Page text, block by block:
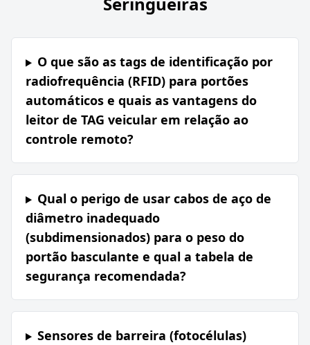
O que são as tags de identificação por
radiofrequência (RFID) para portões
automáticos e quais as vantagens do
leitor de TAG veicular em relação ao
controle remoto?
Qual o perigo de usar cabos de aço de
diâmetro inadequado
(subdimensionados) para o peso do
portão basculante e qual a tabela de
segurança recomendada?
Sensores de barreira (fotocélulas)